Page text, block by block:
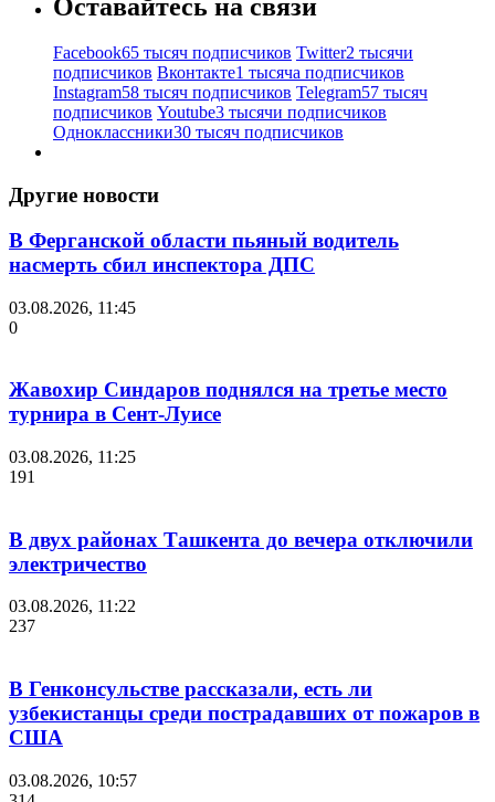
Оставайтесь на связи
Facebook65 тысяч подписчиков Twitter2 тысячи
подписчиков Вконтакте1 тысяча подписчиков
Instagram58 тысяч подписчиков Telegram57 тысяч
подписчиков Youtube3 тысячи подписчиков
Одноклассники30 тысяч подписчиков
Другие новости
В Ферганской области пьяный водитель
насмерть сбил инспектора ДПС
03.08.2026, 11:45
0
Жавохир Синдаров поднялся на третье место
турнира в Сент-Луисе
03.08.2026, 11:25
191
В двух районах Ташкента до вечера отключили
электричество
03.08.2026, 11:22
237
В Генконсульстве рассказали, есть ли
узбекистанцы среди пострадавших от пожаров в
США
03.08.2026, 10:57